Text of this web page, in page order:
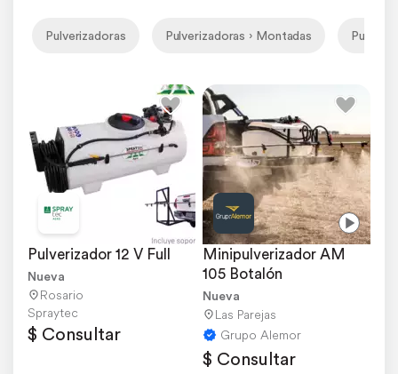
Pulverizadoras Pulverizadoras › Montadas
Pulverizador 12 V Full
Nueva
Rosario
Spraytec
$ Consultar
Minipulverizador AM
105 Botalón
Nueva
Las Parejas
Grupo Alemor
$ Consultar